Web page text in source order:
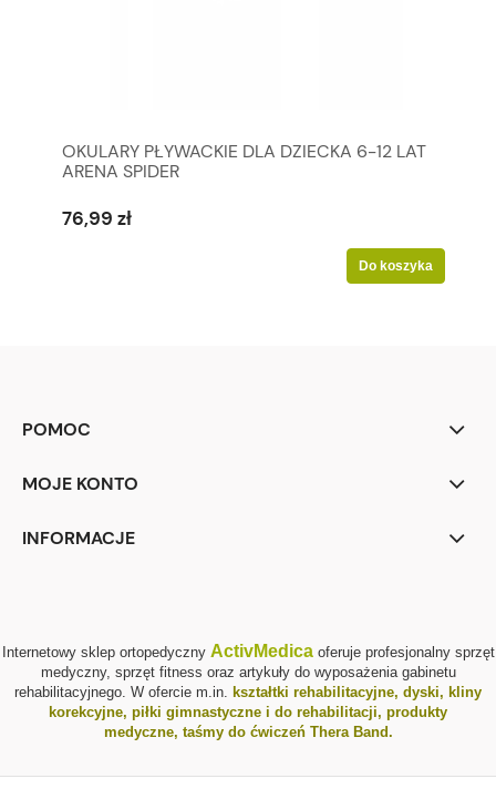
OKULARY PŁYWACKIE DLA DZIECKA 6-12 LAT
ARENA SPIDER
76,99 zł
Do koszyka
POMOC
MOJE KONTO
INFORMACJE
Internetowy sklep ortopedyczny ActivMedicaoferuje profesjonalny sprzęt
medyczny, sprzęt fitness oraz artykuły do wyposażenia gabinetu
rehabilitacyjnego. W ofercie m.in.
kształtki rehabilitacyjne, dyski, kliny
korekcyjne, piłki gimnastyczne i do rehabilitacji, produkty
medyczne, taśmy do ćwiczeń Thera Band.